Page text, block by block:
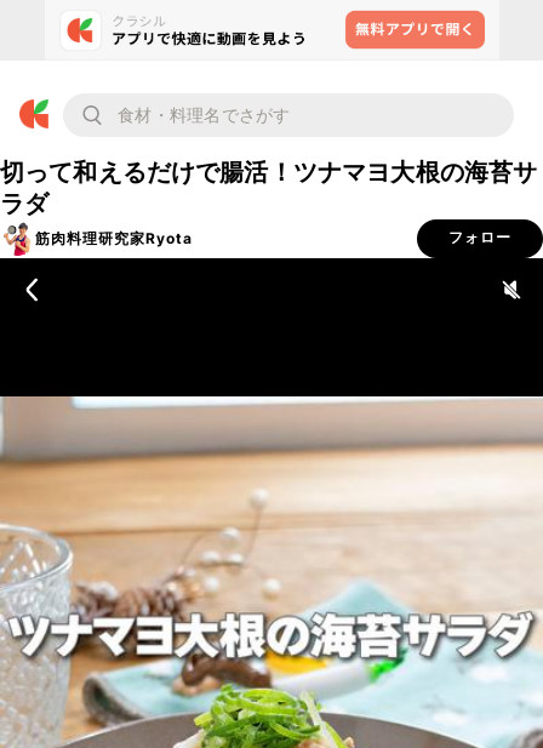
切って和えるだけで腸活！ツナマヨ大根の海苔サ
ラダ
筋肉料理研究家Ryota フォロー